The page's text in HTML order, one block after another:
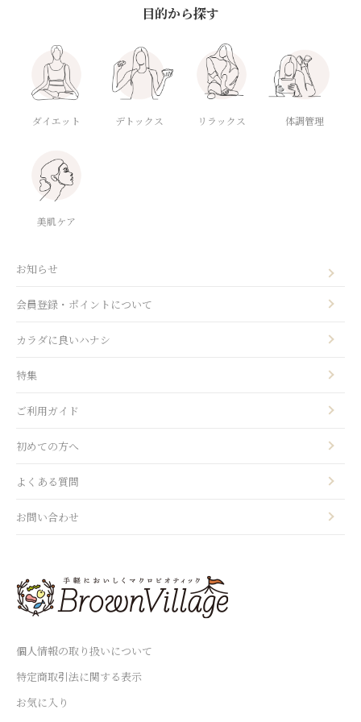
目的から探す
ダイエット デトックス リラックス 体調管理
美肌ケア
個人情報の取り扱いについて
特定商取引法に関する表示
お気に入り
お知らせ
会員登録・ポイントについて
カラダに良いハナシ
特集
ご利用ガイド
初めての方へ
よくある質問
お問い合わせ